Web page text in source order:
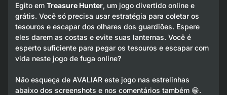
Egito em Treasure Hunter, um jogo divertido online e
grátis. Você só precisa usar estratégia para coletar os
tesouros e escapar dos olhares dos guardiões. Espere
eles darem as costas e evite suas lanternas. Você é
esperto suficiente para pegar os tesouros e escapar com
vida neste jogo de fuga online?
Não esqueça de AVALIAR este jogo nas estrelinhas
abaixo dos screenshots e nos comentários também 😁.